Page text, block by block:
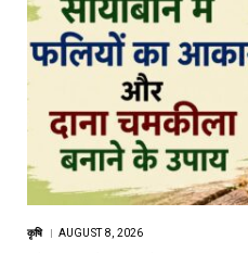
कृषि AUGUST 8, 2026